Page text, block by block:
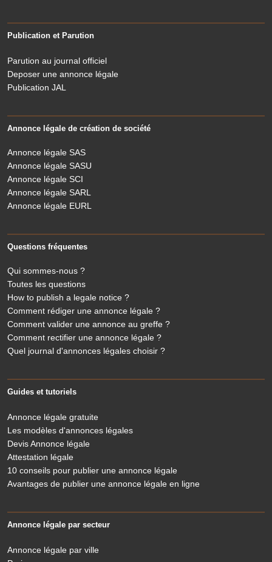
Publication et Parution
Parution au journal officiel
Deposer une annonce légale
Publication JAL
Annonce légale de création de société
Annonce légale SAS
Annonce légale SASU
Annonce légale SCI
Annonce légale SARL
Annonce légale EURL
Questions fréquentes
Qui sommes-nous ?
Toutes les questions
How to publish a legale notice ?
Comment rédiger une annonce légale ?
Comment valider une annonce au greffe ?
Comment rectifier une annonce légale ?
Quel journal d'annonces légales choisir ?
Guides et tutoriels
Annonce légale gratuite
Les modèles d'annonces légales
Devis Annonce légale
Attestation légale
10 conseils pour publier une annonce légale
Avantages de publier une annonce légale en ligne
Annonce légale par secteur
Annonce légale par ville